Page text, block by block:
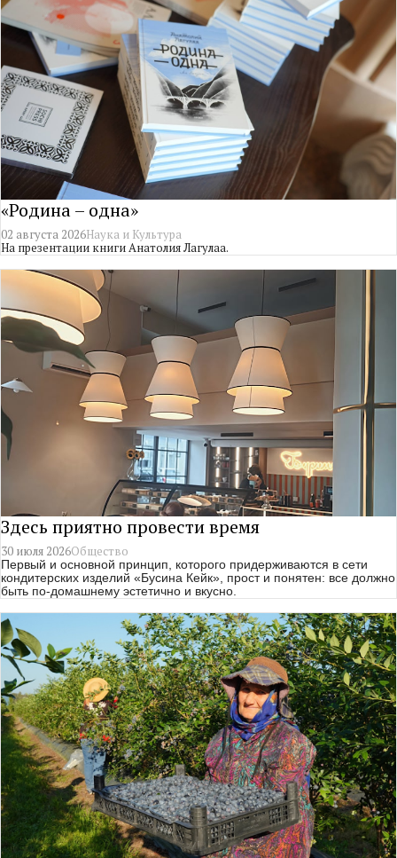
«Родина – одна»
02 августа 2026Наука и Культура
На презентации книги Анатолия Лагулаа.
Здесь приятно провести время
30 июля 2026Общество
Первый и основной принцип, которого придерживаются в сети
кондитерских изделий «Бусина Кейк», прост и понятен: все должно
быть по-домашнему эстетично и вкусно.